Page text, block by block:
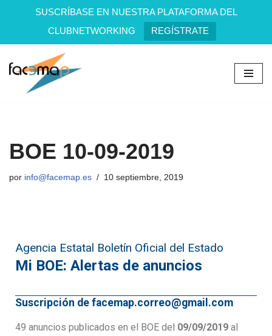
SUSCRÍBASE EN NUESTRA PLATAFORMA DEL
CLUBNETWORKING
REGÍSTRATE
Saltar
BOE 10-09-2019
por info@facemap.es 10 septiembre, 2019
Agencia Estatal Boletín Oficial del Estado
Mi BOE: Alertas de anuncios
Suscripción de facemap.correo@gmail.com
49 anuncios publicados en el BOE del 09/09/2019 al